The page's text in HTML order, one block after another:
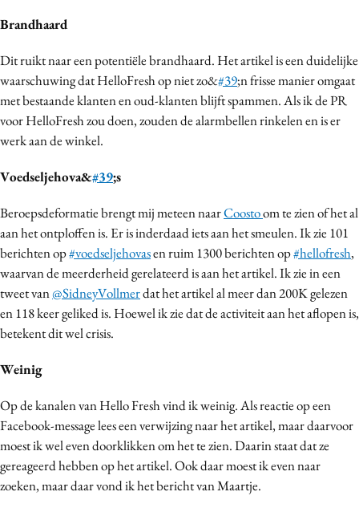
Diversiteit
Effectiviteit
Gedragsverandering
Influencer marketing
Interne communicatie
Martech
Media
PR
Programmatic
Purpose Marketing
Reputatie & crisis
Brandhaard
Dit ruikt naar een potentiële brandhaard. Het artikel is een duidelijke
waarschuwing dat HelloFresh op niet zo&#39;n frisse manier omgaat
met bestaande klanten en oud-klanten blijft spammen. Als ik de PR
voor HelloFresh zou doen, zouden de alarmbellen rinkelen en is er
werk aan de winkel.
Voedseljehova&#39;s
Beroepsdeformatie brengt mij meteen naarCoostoom te zien of het al
aan het ontploffen is. Er is inderdaad iets aan het smeulen. Ik zie 101
berichten op#voedseljehovasen ruim 1300 berichten op#hellofresh,
waarvan de meerderheid gerelateerd is aan het artikel. Ik zie in een
tweet van@SidneyVollmerdat het artikel al meer dan 200K gelezen
en 118 keer geliked is. Hoewel ik zie dat de activiteit aan het aflopen is,
betekent dit wel crisis.
Weinig
Op de kanalen van Hello Fresh vind ik weinig. Als reactie op een
Facebook-message lees een verwijzing naar het artikel, maar daarvoor
moest ik wel even doorklikken om het te zien. Daarin staat dat ze
gereageerd hebben op het artikel. Ook daar moest ik even naar
zoeken, maar daar vond ik het bericht van Maartje.